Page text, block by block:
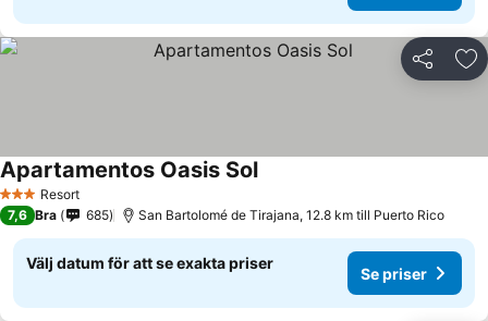
Dela
3 StjärnorResort
Apartamentos Oasis Sol
7,6 Bra 685 San Bartolomé de Tirajana, 12.8 km till Puerto Rico
Välj datum för att se exakta priser
Se priser